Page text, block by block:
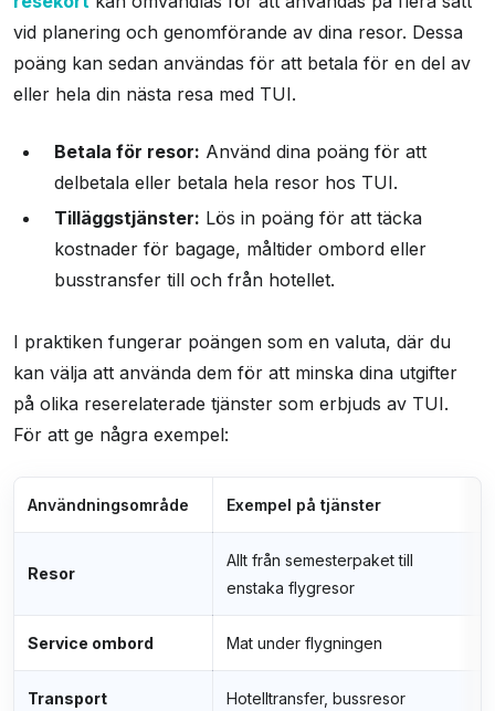
vid planering och genomförande av dina resor. Dessa
poäng kan sedan användas för att betala för en del av
eller hela din nästa resa med TUI.
Betala för resor: Använd dina poäng för att
delbetala eller betala hela resor hos TUI.
Tilläggstjänster: Lös in poäng för att täcka
kostnader för bagage, måltider ombord eller
busstransfer till och från hotellet.
I praktiken fungerar poängen som en valuta, där du
kan välja att använda dem för att minska dina utgifter
på olika reserelaterade tjänster som erbjuds av TUI.
För att ge några exempel:
Användningsområde Exempel på tjänster
Resor
Allt från semesterpaket till
enstaka flygresor
Service ombord Mat under flygningen
Transport Hotelltransfer, bussresor